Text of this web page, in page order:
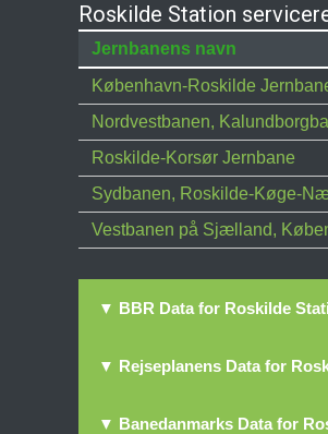
Roskilde Station
Jernbanens navn
København-Roskilde
Nordvestbanen,
Roskilde-Korsør Jernbane
Sydbanen, Roskilde-Køge-
Vestbanen på Sjælland,
▼ BBR Data for Roskilde
▼ Rejseplanens Data for
▼ Banedanmarks Data for